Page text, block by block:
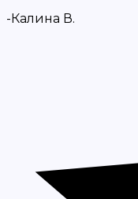
-Калина В.